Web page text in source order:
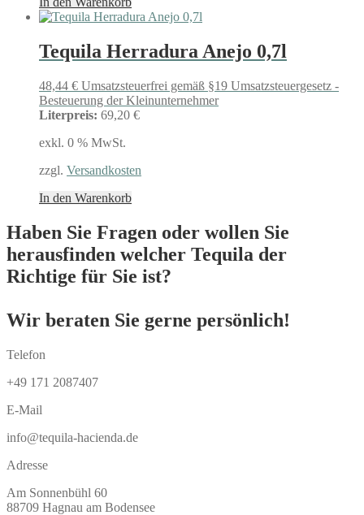
Tequila Herradura Anejo 0,7l
48,44 € Umsatzsteuerfrei gemäß §19 Umsatzsteuergesetz -
Besteuerung der Kleinunternehmer
Literpreis: 69,20 €
exkl. 0 % MwSt.
zzgl. Versandkosten
In den Warenkorb
Haben Sie Fragen oder wollen Sie
herausfinden welcher Tequila der
Richtige für Sie ist?
Wir beraten Sie gerne persönlich!
Telefon
+49 171 2087407
E-Mail
info@tequila-hacienda.de
Adresse
Am Sonnenbühl 60
88709 Hagnau am Bodensee